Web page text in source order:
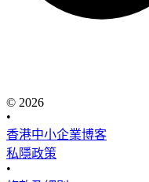
© 2026
•
香港中小企業博客
私隱政策
•